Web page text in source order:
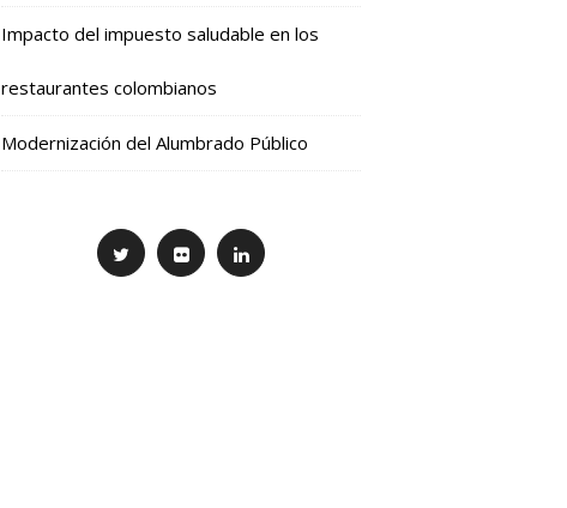
Impacto del impuesto saludable en los
restaurantes colombianos
Modernización del Alumbrado Público